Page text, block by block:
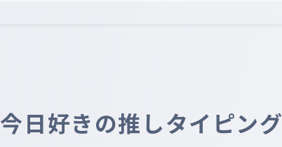
今日好きの推しタイピング